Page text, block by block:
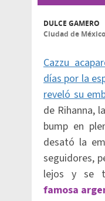
DULCE GAMERO
Ciudad de México
Cazzu
días por la
reveló su
de Rihanna,
bump en
desató la
seguidores,
lejos y se
famosa